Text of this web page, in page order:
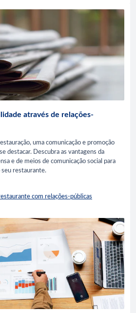
através de relações-
uma comunicação e promoção
destacar. Descubra as vantagens da
e de meios de comunicação social para
seu restaurante.
com relações-públicas